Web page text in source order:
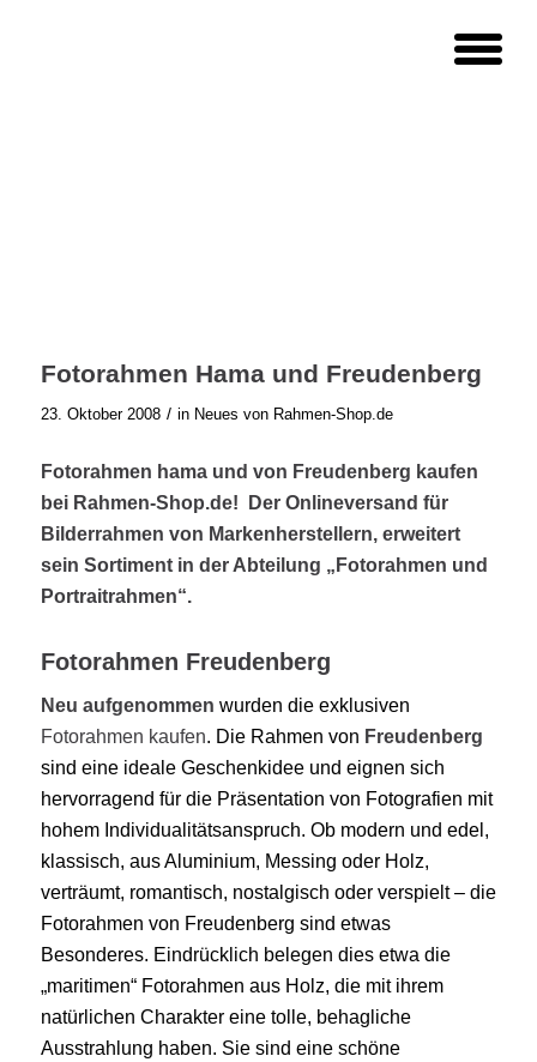
Fotorahmen Hama und Freudenberg
23. Oktober 2008 / in Neues von Rahmen-Shop.de
Fotorahmen hama und von Freudenberg kaufen
bei Rahmen-Shop.de!
Der Onlineversand für
Bilderrahmen von Markenherstellern, erweitert
sein Sortiment in der Abteilung „Fotorahmen und
Portraitrahmen“.
Fotorahmen Freudenberg
Neu aufgenommen wurden die exklusiven
Fotorahmen kaufen. Die Rahmen von Freudenberg
sind eine ideale Geschenkidee und eignen sich
hervorragend für die Präsentation von Fotografien mit
hohem Individualitätsanspruch. Ob modern und edel,
klassisch, aus Aluminium, Messing oder Holz,
verträumt, romantisch, nostalgisch oder verspielt – die
Fotorahmen von Freudenberg sind etwas
Besonderes. Eindrücklich belegen dies etwa die
„maritimen“ Fotorahmen aus Holz, die mit ihrem
natürlichen Charakter eine tolle, behagliche
Ausstrahlung haben. Sie sind eine schöne